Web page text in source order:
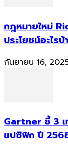
กฎหมายใหม่
ประโยชน์อะไรบ้
กันยายน 16,
Gartner ชี้ 3 เ
แปซิฟิก ปี